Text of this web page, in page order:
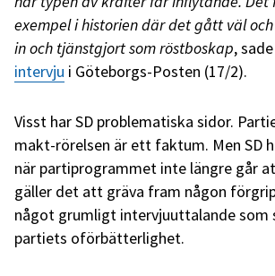
exempel i historien där det gått väl
in och tjänstgjort som röstboskap,
intervju i Göteborgs-Posten (17/2).
Visst har SD problematiska sidor.
makt-rörelsen är ett faktum. Men SD
när partiprogrammet inte längre går
gäller det att gräva fram någon
något grumligt intervjuuttalande som
partiets oförbätterlighet.